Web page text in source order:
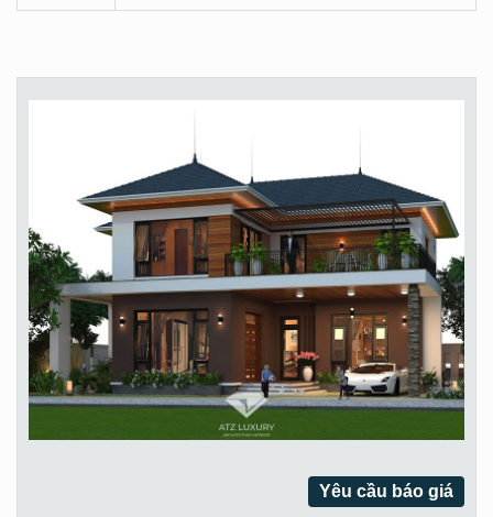
Yêu cầu báo giá